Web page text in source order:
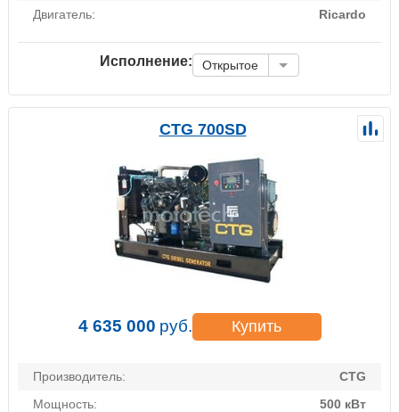
Двигатель:
Ricardo
Исполнение: Открытое
CTG 700SD
4 635 000 руб. Купить
Производитель:
CTG
Мощность:
500 кВт